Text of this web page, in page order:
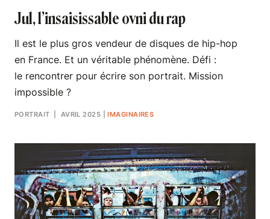
Jul, l’insaisissable ovni du rap
Il est le plus gros vendeur de disques de hip-hop
en France. Et un véritable phénomène. Défi :
le rencontrer pour écrire son portrait. Mission
impossible ?
PORTRAIT | AVRIL 2025 |IMAGINAIRES